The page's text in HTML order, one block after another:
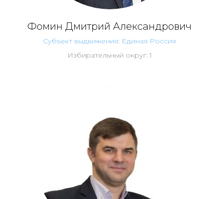
Фомин Дмитрий Александрович
Субъект выдвижения: Единая Россия
Избирательный округ: 1